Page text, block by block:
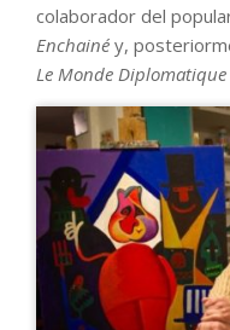
colaborador del
Enchainé y,
Le Monde Diplomatique